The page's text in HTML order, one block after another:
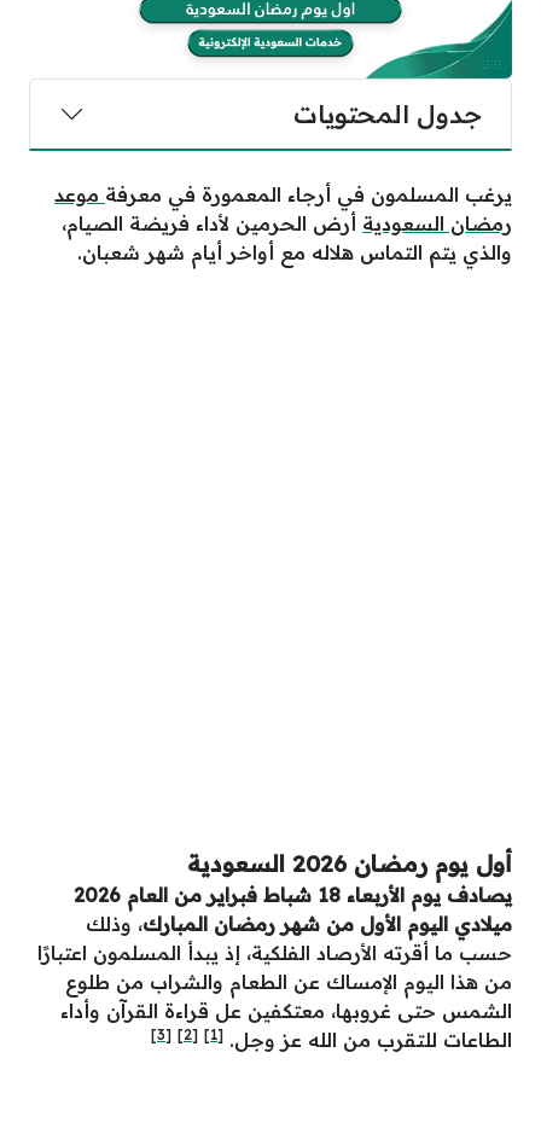
جدول المحتويات
يرغب المسلمون في أرجاء المعمورة في معرفة موعد
رمضان السعودية أرض الحرمين لأداء فريضة الصيام،
والذي يتم التماس هلاله مع أواخر أيام شهر شعبان.
أول يوم رمضان 2026 السعودية
يصادف يوم الأربعاء 18 شباط فبراير من العام 2026
ميلادي اليوم الأول من شهر رمضان المبارك، وذلك
حسب ما أقرته الأرصاد الفلكية، إذ يبدأ المسلمون اعتبارًا
من هذا اليوم الإمساك عن الطعام والشراب من طلوع
الشمس حتى غروبها، معتكفين عل قراءة القرآن وأداء
الطاعات للتقرب من الله عز وجل. [1]
[2]
[3]